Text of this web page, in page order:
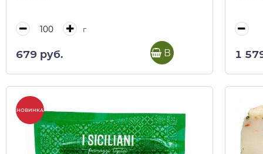
г
679 руб. В корзину 1
НОВИНКА